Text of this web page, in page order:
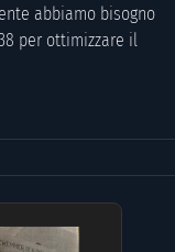
abbiamo bisogno
per ottimizzare il